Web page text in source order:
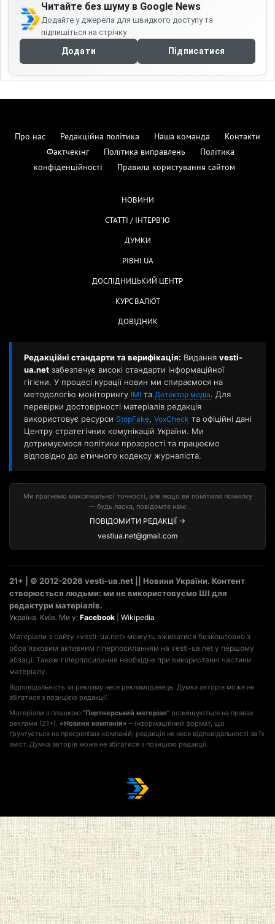
Читайте без шуму в Google News
Додайте у джерела для швидкого доступу та
підпишіться на стрічку
Додати Підписатися
Про нас Редакційна політика Наша команда
Контакти
Фактчекінг
Політика виправлень
Політика
конфіденційності
Правила користування сайтом
НОВИНИ
СТАТТІ / ІНТЕРВ'Ю
ДУМКИ
РІВНІ.UA
ДОСЛІДНИЦЬКИЙ ЦЕНТР
КУРС ВАЛЮТ
ДОВІДНИК
Редакційні стандарти та верифікація: Видання vesti-
ua.net забезпечує високі стандарти інформаційної
гігієни. У процесі курації новин ми спираємося на
методологію моніторингу ІМІ та Детектор медіа. Для
перевірки достовірності матеріалів редакція
використовує ресурси StopFake, VoxCheck та офіційні дані
Центру стратегічних комунікацій України. Ми
дотримуємося політики прозорості та працюємо
відповідно до етичного кодексу журналіста.
Ми прагнемо максимальної точності, але якщо ви помітили помилку
— будь ласка, повідомте нам:
ПОВІДОМИТИ РЕДАКЦІЇ →
vestiua.net@gmail.com
21+ | © 2012-2026 vesti-ua.net || Новини України. Контент
створюється людьми: ми не використовуємо ШІ для
редактури матеріалів.
Україна. Київ. Ми у: Facebook Wikipedia
Матеріали з сайту «vesti-ua.net» можуть вживатися безкоштовно з
обов'язковим активним гіперпосиланням на vesti-ua.net у першому
абзаці. Також гіперпосилання необхідне при використанні частини
матеріалу.
Відповідальність за рекламу несе рекламодавець. Думка авторів може не
збігатися з позицією редакції.
Матеріали з плашкою "Партнерський матеріал" розміщуються на правах
реклами (21+). «Новини компаній» – інформаційний формат, що
ґрунтується на пресрелізах компаній; редакція не несе відповідальності за їх
зміст. Думка авторів може не збігатися з позицією редакції.